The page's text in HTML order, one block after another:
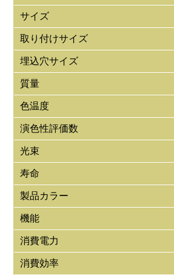
サイズ
取り付けサイズ
埋込穴サイズ
質量
色温度
演色性評価数
光束
寿命
製品カラー
機能
消費電力
消費効率